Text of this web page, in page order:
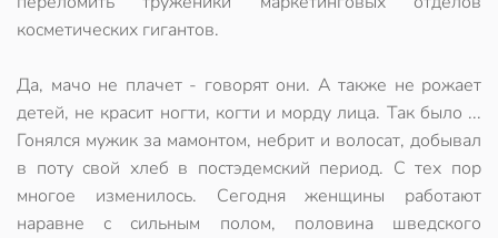
косметических гигантов.
Да, мачо не плачет - говорят они. А также не рожает
детей, не красит ногти, когти и морду лица. Так было ...
Гонялся мужик за мамонтом, небрит и волосат, добывал
в поту свой хлеб в постэдемский период. С тех пор
многое изменилось. Сегодня женщины работают
наравне с сильным полом, половина шведского